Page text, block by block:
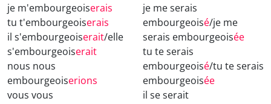
je m'embourgeoiserais
tu t'embourgeoiserais
il s'embourgeoiserait/elle
s'embourgeoiserait
nous nous
embourgeoiserions
vous vous
je me serais
embourgeoisé/je me
serais embourgeoisée
tu te serais
embourgeoisé/tu te serais
embourgeoisée
il se serait